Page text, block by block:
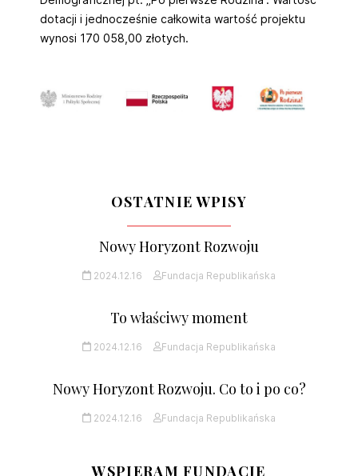
dotacji i jednocześnie całkowita wartość projektu
wynosi 170 058,00 złotych.
OSTATNIE WPISY
Nowy Horyzont Rozwoju
2024.12.16 Fundacja Republikańska
To właściwy moment
2024.12.16 Fundacja Republikańska
Nowy Horyzont Rozwoju. Co to i po co?
2024.12.16 Fundacja Republikańska
WSPIERAM FUNDACJĘ